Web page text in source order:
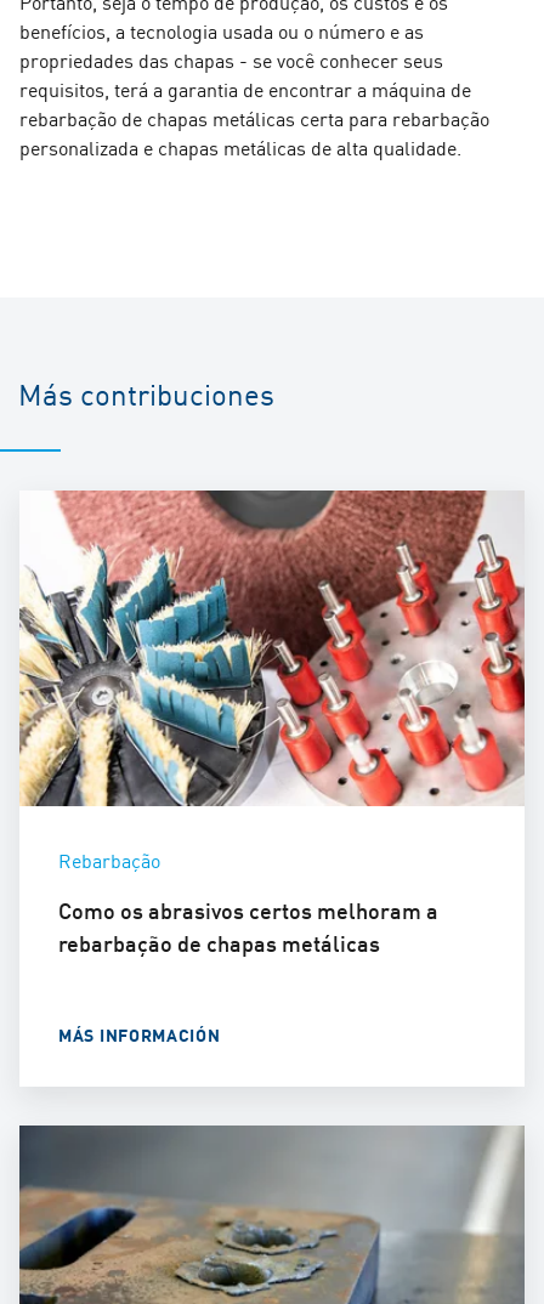
benefícios, a tecnologia usada ou o número e as
propriedades das chapas - se você conhecer seus
requisitos, terá a garantia de encontrar a máquina de
rebarbação de chapas metálicas certa para rebarbação
personalizada e chapas metálicas de alta qualidade.
Más contribuciones
Rebarbação
Como os abrasivos certos melhoram a
rebarbação de chapas metálicas
MÁS INFORMACIÓN